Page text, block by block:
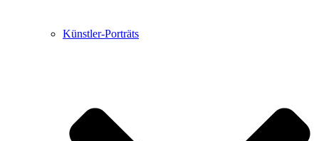
Künstler-Porträts